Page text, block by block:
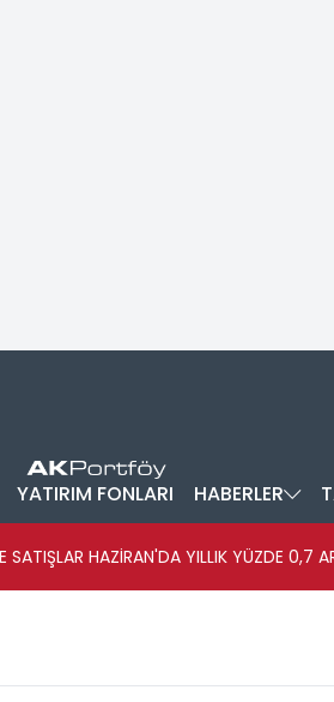
YATIRIM FONLARI HABERLER
SATIŞLAR HAZİRAN'DA YILLIK YÜZDE 0,7